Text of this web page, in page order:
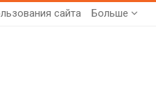
сайта Больше